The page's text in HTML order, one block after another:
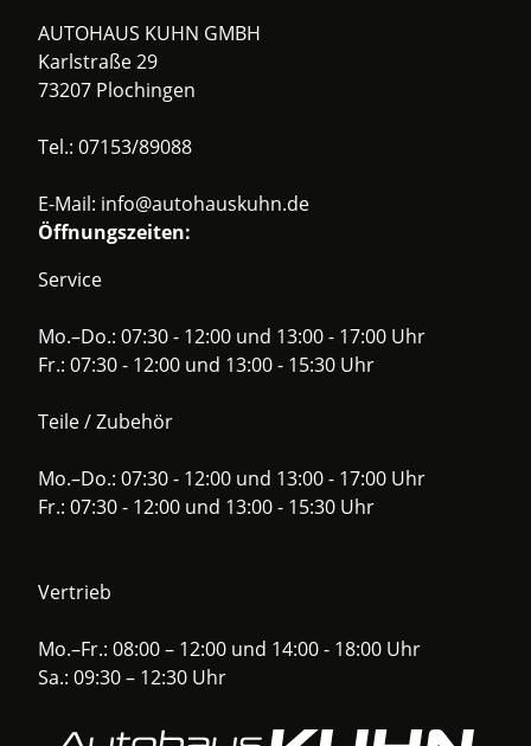
AUTOHAUS KUHN GMBH
Karlstraße 29
73207 Plochingen
Tel.: 07153/89088
E-Mail: info@autohauskuhn.de
Öffnungszeiten:
Service
Mo.–Do.: 07:30 - 12:00 und 13:00 - 17:00 Uhr
Fr.: 07:30 - 12:00 und 13:00 - 15:30 Uhr
Teile / Zubehör
Mo.–Do.: 07:30 - 12:00 und 13:00 - 17:00 Uhr
Fr.: 07:30 - 12:00 und 13:00 - 15:30 Uhr
Vertrieb
Mo.–Fr.: 08:00 – 12:00 und 14:00 - 18:00 Uhr
Sa.: 09:30 – 12:30 Uhr